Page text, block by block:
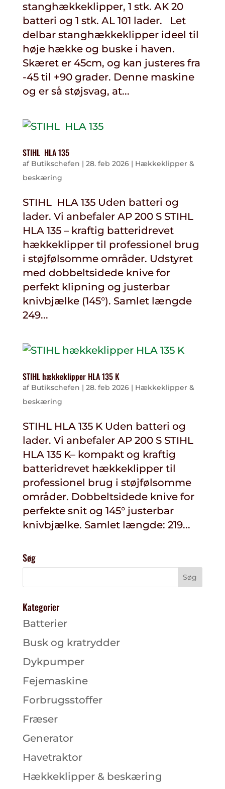
stanghækkeklipper, 1 stk. AK 20
batteri og 1 stk. AL 101 lader. Let
delbar stanghækkeklipper ideel til
høje hække og buske i haven.
Skæret er 45cm, og kan justeres fra
-45 til +90 grader. Denne maskine
og er så støjsvag, at...
STIHL HLA 135
af Butikschefen | 28. feb 2026| Hækkeklipper &
beskæring
STIHL HLA 135 Uden batteri og
lader. Vi anbefaler AP 200 S STIHL
HLA 135 – kraftig batteridrevet
hækkeklipper til professionel brug
i støjfølsomme områder. Udstyret
med dobbeltsidede knive for
perfekt klipning og justerbar
knivbjælke (145°). Samlet længde
249...
STIHL hækkeklipper HLA 135 K
af Butikschefen | 28. feb 2026| Hækkeklipper &
beskæring
STIHL HLA 135 K Uden batteri og
lader. Vi anbefaler AP 200 S STIHL
HLA 135 K– kompakt og kraftig
batteridrevet hækkeklipper til
professionel brug i støjfølsomme
områder. Dobbeltsidede knive for
perfekte snit og 145° justerbar
knivbjælke. Samlet længde: 219...
Søg
Kategorier
Batterier
Busk og kratrydder
Dykpumper
Fejemaskine
Forbrugsstoffer
Fræser
Generator
Havetraktor
Hækkeklipper & beskæring